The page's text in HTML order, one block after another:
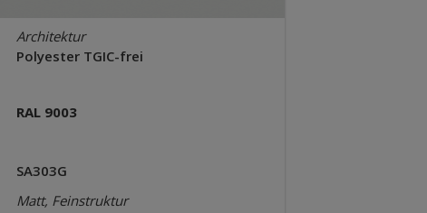
Architektur
Polyester TGIC-frei
RAL 9003
SA303G
Matt, Feinstruktur